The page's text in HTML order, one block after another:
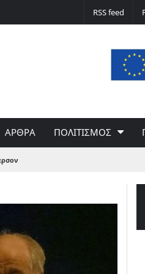
φταίει ο άνεμος… Φταίει η πολιτική
Γιώργου Σαχίνη
RSS feed
ΑΡΘΡΑ ΠΟΛΙΤΙΣΜΟΣ